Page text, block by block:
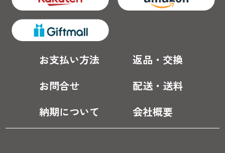
お支払い方法
返品・交換
お問合せ
配送・送料
納期について
会社概要